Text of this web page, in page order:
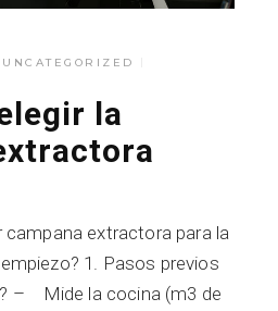
UNCATEGORIZED
la
extractora para la
1. Pasos previos
– Mide la cocina (m3 de